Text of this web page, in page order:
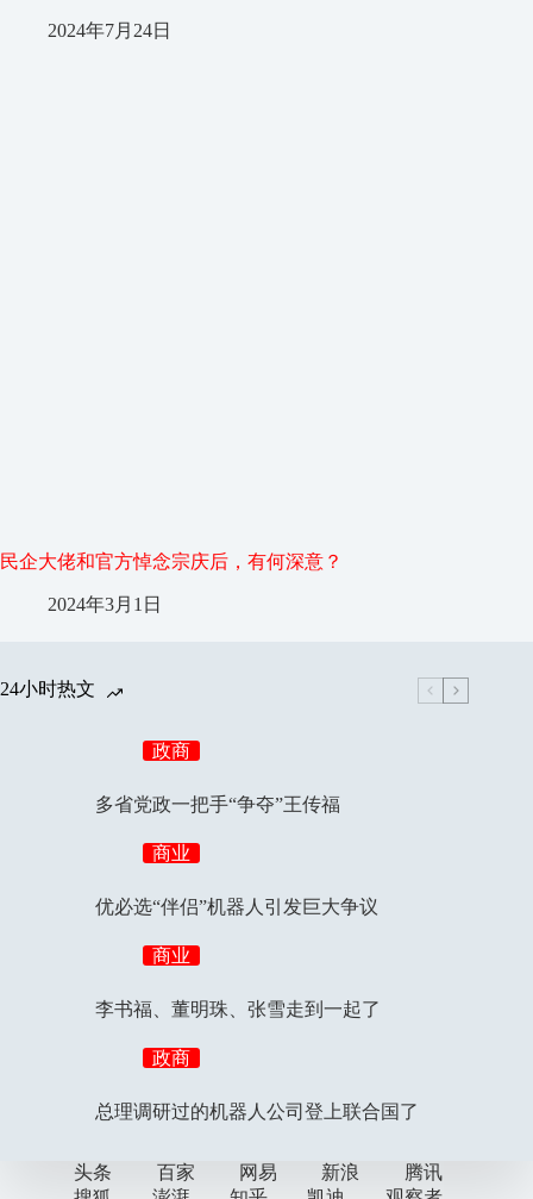
2024年7月24日
民企大佬和官方悼念宗庆后，有何深意？
2024年3月1日
24小时热文
政商
多省党政一把手“争夺”王传福
商业
优必选“伴侣”机器人引发巨大争议
商业
李书福、董明珠、张雪走到一起了
政商
总理调研过的机器人公司登上联合国了
头条 百家 网易 新浪
腾讯